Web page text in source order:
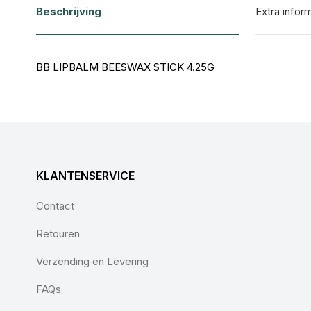
het
begin
de
Beschrijving
BB LIPBALM BEESWAX STICK 4.25G
Extra
KLANTENSERVICE
Contact
Retouren
Verzending en Levering
FAQs